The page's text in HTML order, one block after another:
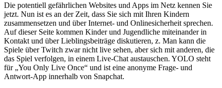
Die potentiell gefährlichen Websites und Apps im Netz kennen Sie
jetzt. Nun ist es an der Zeit, dass Sie sich mit Ihren Kindern
zusammensetzen und über Internet- und Onlinesicherheit sprechen.
Auf dieser Seite kommen Kinder und Jugendliche miteinander in
Kontakt und über Lieblingsbeiträge diskutieren, z. Man kann die
Spiele über Twitch zwar nicht live sehen, aber sich mit anderen, die
das Spiel verfolgen, in einem Live-Chat austauschen. YOLO steht
für „You Only Live Once“ und ist eine anonyme Frage- und
Antwort-App innerhalb von Snapchat.